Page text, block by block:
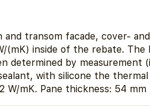
and transom facade, cover-
(mK) inside of the rebate. The
determined by measurement
with silicone the
W/mK. Pane thickness: 54